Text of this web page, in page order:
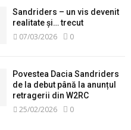
Sandriders – un vis devenit
realitate și… trecut
07/03/2026 0
Povestea Dacia Sandriders
de la debut până la anunțul
retragerii din W2RC
25/02/2026 0